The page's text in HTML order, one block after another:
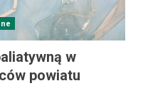
w
powiatu